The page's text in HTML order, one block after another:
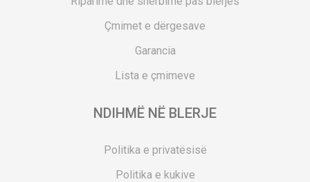
Çmimet e dërgesave
Garancia
Lista e çmimeve
NDIHMË NË BLERJE
Politika e privatësisë
Politika e kukive